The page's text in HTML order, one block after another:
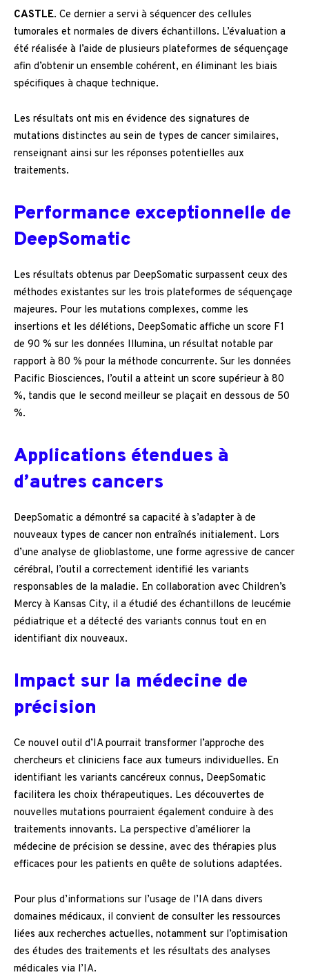
CASTLE. Ce dernier a servi à séquencer des cellules
tumorales et normales de divers échantillons. L’évaluation a
été réalisée à l’aide de plusieurs plateformes de séquençage
afin d’obtenir un ensemble cohérent, en éliminant les biais
spécifiques à chaque technique.
Les résultats ont mis en évidence des signatures de
mutations distinctes au sein de types de cancer similaires,
renseignant ainsi sur les réponses potentielles aux
traitements.
Performance exceptionnelle de
DeepSomatic
Les résultats obtenus par DeepSomatic surpassent ceux des
méthodes existantes sur les trois plateformes de séquençage
majeures. Pour les mutations complexes, comme les
insertions et les délétions, DeepSomatic affiche un score F1
de 90 % sur les données Illumina, un résultat notable par
rapport à 80 % pour la méthode concurrente. Sur les données
Pacific Biosciences, l’outil a atteint un score supérieur à 80
%, tandis que le second meilleur se plaçait en dessous de 50
%.
Applications étendues à
d’autres cancers
DeepSomatic a démontré sa capacité à s’adapter à de
nouveaux types de cancer non entraînés initialement. Lors
d’une analyse de glioblastome, une forme agressive de cancer
cérébral, l’outil a correctement identifié les variants
responsables de la maladie. En collaboration avec Children’s
Mercy à Kansas City, il a étudié des échantillons de leucémie
pédiatrique et a détecté des variants connus tout en en
identifiant dix nouveaux.
Impact sur la médecine de
précision
Ce nouvel outil d’IA pourrait transformer l’approche des
chercheurs et cliniciens face aux tumeurs individuelles. En
identifiant les variants cancéreux connus, DeepSomatic
facilitera les choix thérapeutiques. Les découvertes de
nouvelles mutations pourraient également conduire à des
traitements innovants. La perspective d’améliorer la
médecine de précision se dessine, avec des thérapies plus
efficaces pour les patients en quête de solutions adaptées.
Pour plus d’informations sur l’usage de l’IA dans divers
domaines médicaux, il convient de consulter les ressources
liées aux recherches actuelles, notamment sur l’optimisation
des études des traitements et les résultats des analyses
médicales via l’IA.